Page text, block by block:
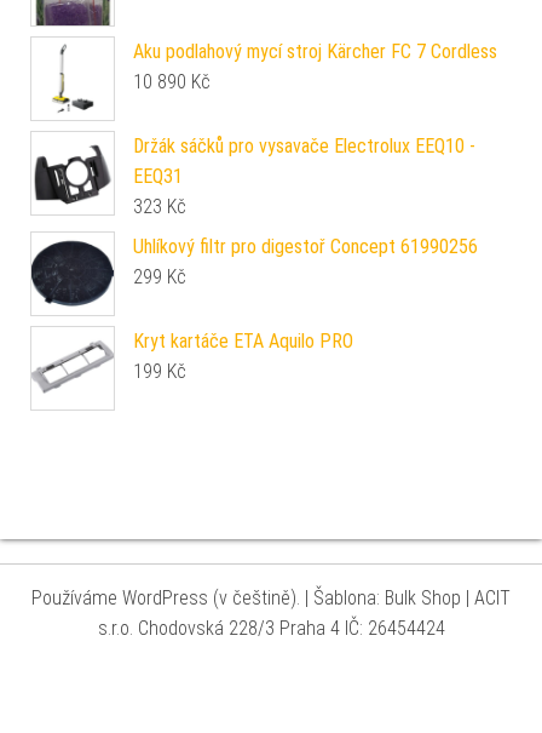
Aku podlahový mycí stroj Kärcher FC 7 Cordless
10 890 Kč
Držák sáčků pro vysavače Electrolux EEQ10 -
EEQ31
323 Kč
Uhlíkový filtr pro digestoř Concept 61990256
299 Kč
Kryt kartáče ETA Aquilo PRO
199 Kč
Používáme WordPress (v češtině). | Šablona: Bulk Shop | ACIT
s.r.o. Chodovská 228/3 Praha 4 IČ: 26454424